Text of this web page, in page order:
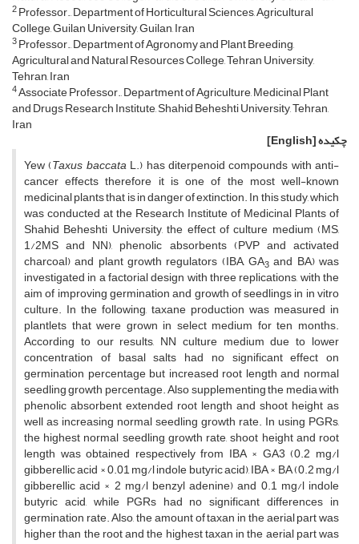
2Professor., Department of Horticultural Sciences, Agricultural
College, Guilan University, Guilan, Iran
3Professor., Department of Agronomy and Plant Breeding,
Agricultural and Natural Resources College, Tehran University,
Tehran, Iran
4Associate Professor., Department of Agriculture, Medicinal Plant
and Drugs Research Institute, Shahid Beheshti University, Tehran,
Iran
چکیده[English]
Yew (Taxus baccataL.) has diterpenoid compounds with anti-
cancer effects therefore it is one of the most well-known
medicinal plants that is in danger of extinction. In this study, which
was conducted at the Research Institute of Medicinal Plants of
Shahid Beheshti University, the effect of culture medium (MS,
1/2MS and NN), phenolic absorbents (PVP and activated
charcoal) and plant growth regulators (IBA, GA3 and BA) was
investigated in a factorial design with three replications, with the
aim of improving germination and growth of seedlings in in vitro
culture. In the following, taxane production was measured in
plantlets that were grown in select medium for ten months.
According to our results, NN culture medium due to lower
concentration of basal salts had no significant effect on
germination percentage but increased root length and normal
seedling growth percentage. Also supplementing the media with
phenolic absorbent extended root length and shoot height as
well as increasing normal seedling growth rate. In using PGRs,
the highest normal seedling growth rate, shoot height and root
length was obtained respectively from IBA × GA3 (0.2 mg/l
gibberellic acid × 0.01 mg/l indole butyric acid), IBA × BA (0.2 mg/l
gibberellic acid × 2 mg/l benzyl adenine) and 0.1 mg/l indole
butyric acid, while PGRs had no significant differences in
germination rate. Also, the amount of taxan in the aerial part was
higher than the root and the highest taxan in the aerial part was